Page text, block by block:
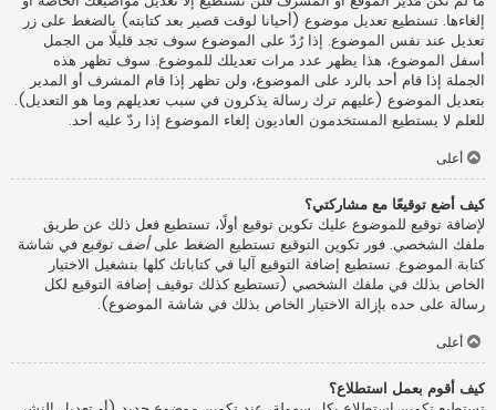
إلغاءها. تستطيع تعديل موضوع (أحيانا لوقت قصير بعد كتابته) بالضغط على زر
تعديل عند نفس الموضوع. إذا رُدّ على الموضوع سوف تجد قليلًا من الجمل
أسفل الموضوع، هذا يظهر عدد مرات تعديلك للموضوع. سوف تظهر هذه
الجملة إذا قام أحد بالرد على الموضوع، ولن تظهر إذا قام المشرف أو المدير
بتعديل الموضوع (عليهم ترك رسالة يذكرون في سبب تعديلهم وما هو التعديل).
للعلم لا يستطيع المستخدمون العاديون إلغاء الموضوع إذا ردّ عليه أحد.
أعلى
كيف أضع توقيعًا مع مشاركتي؟
لإضافة توقيع للموضوع عليك تكوين توقيع أولًا، تستطيع فعل ذلك عن طريق
ملفك الشخصي. فور تكوين التوقيع تستطيع الضغط علىأضف توقيع في شاشة
كتابة الموضوع. تستطيع إضافة التوقيع آليا في كتاباتك كلها بتشغيل الاختيار
الخاص بذلك في ملفك الشخصي (تستطيع كذلك توقيف إضافة التوقيع لكل
رسالة على حده بإزالة الاختيار الخاص بذلك في شاشة الموضوع).
أعلى
كيف أقوم بعمل استطلاع؟